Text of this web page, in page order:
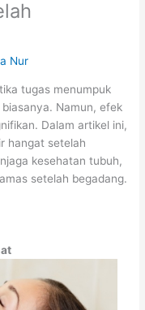
Nur
tugas menumpuk
Namun, efek
Dalam artikel ini,
hangat setelah
kesehatan tubuh,
setelah begadang.